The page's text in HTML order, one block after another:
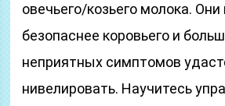
овечьего/козьего молока. Они
безопаснее коровьего и
неприятных симптомов
нивелировать. Научитесь